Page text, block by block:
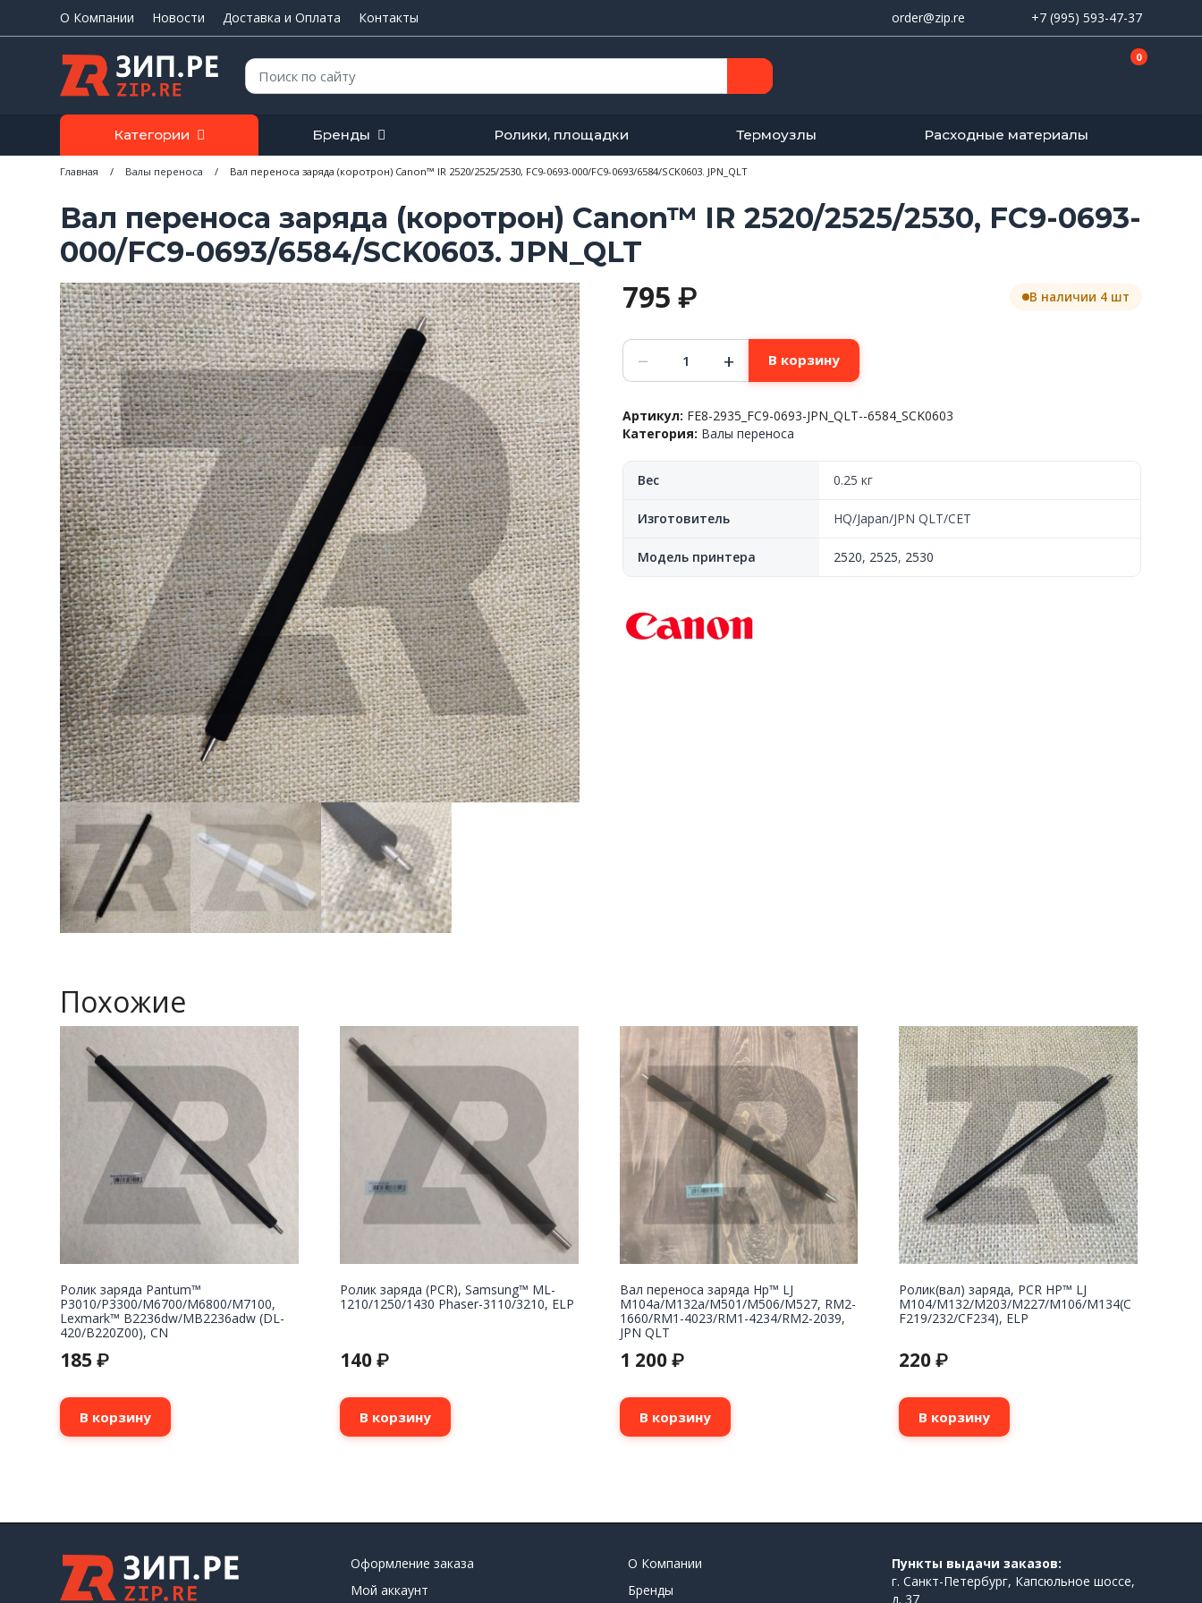
О Компании Новости Доставка и Оплата Контакты order@zip.re +7 (995) 593-47-37
Поиск: 0
Категории Бренды Ролики, площадки Термоузлы Расходные материалы
Главная / Валы переноса / Вал переноса заряда (коротрон) Canon™ IR 2520/2525/2530, FC9-0693-000/FC9-0693/6584/SCK0603. JPN_QLT
Вал переноса заряда (коротрон) Canon™ IR 2520/2525/2530, FC9-0693-
000/FC9-0693/6584/SCK0603. JPN_QLT
795₽ В наличии 4 шт
Количество
товара
Вал
заряда
(коротрон)
2520/2525/2530,
0693-
0693/6584/SCK0603.
JPN_QLT
− + В корзину
Артикул: FE8-2935_FC9-0693-JPN_QLT--6584_SCK0603
Категория: Валы переноса
Вес 0.25 кг
Изготовитель HQ/Japan/JPN QLT/CET
Модель принтера 2520, 2525, 2530
Похожие
Ролик заряда Pantum™
P3010/P3300/M6700/M6800/M7100,
Lexmark™ B2236dw/MB2236adw (DL-
420/B220Z00), CN
185 ₽
В корзину
Ролик заряда (PCR), Samsung™ ML-
1210/1250/1430 Phaser-3110/3210, ELP
140 ₽
В корзину
Вал переноса заряда Hp™ LJ
M104a/M132a/M501/M506/M527, RM2-
1660/RM1-4023/RM1-4234/RM2-2039,
JPN QLT
1 200 ₽
В корзину
Ролик(вал) заряда, PCR HP™ LJ
M104/M132/M203/M227/M106/M134(C
F219/232/CF234), ELP
220₽
В корзину
Оформление заказа
Мой аккаунт
О Компании
Бренды
Пункты выдачи заказов:
г. Санкт-Петербург, Капсюльное шоссе,
д. 37